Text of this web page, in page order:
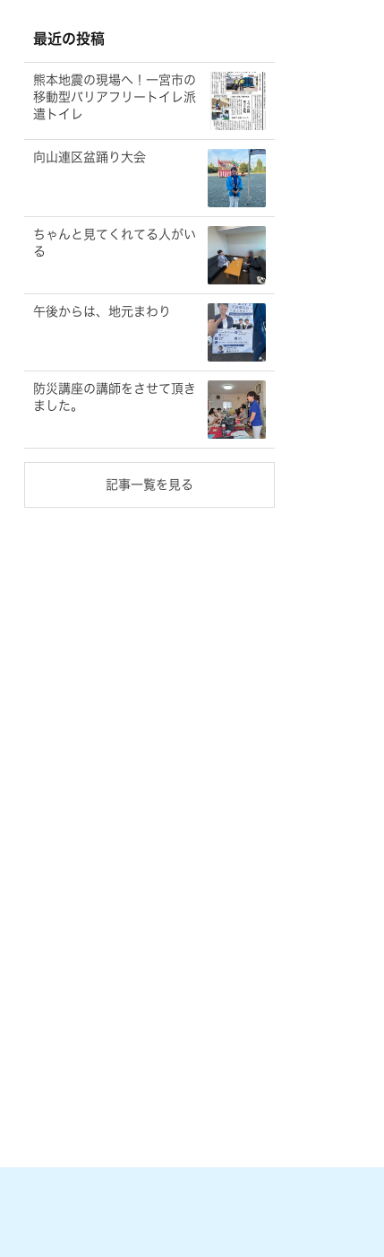
ブ
最近の投稿
熊本地震の現場へ！一宮市の
移動型バリアフリートイレ派
遣トイレ
向山連区盆踊り大会
ちゃんと見てくれてる人がい
る
午後からは、地元まわり
防災講座の講師をさせて頂き
ました。
記事一覧を見る